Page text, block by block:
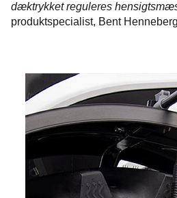
dæktrykket reguleres
produktspecialist, Bent